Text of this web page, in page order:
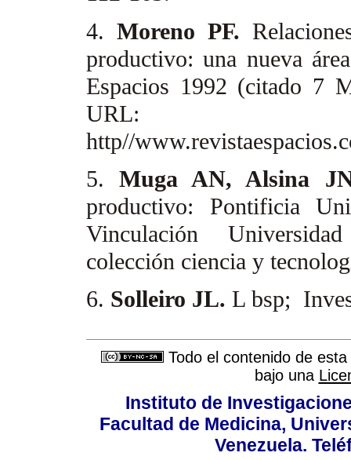
4. Moreno PF.
productivo: una nueva
Espacios 1992 (citado 7
URL:
http//
5.Muga AN, Alsina
productivo: Pontificia
Vinculación
colección ciencia y
6. Solleiro JL. L bsp;
Todo el contenido de
bajo una
Instituto de
Facultad de Medicina,
Venezuela.